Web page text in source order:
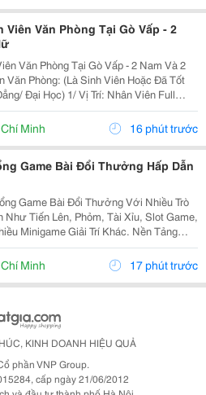
Viên Văn Phòng Tại Gò Vấp - 2
Văn Phòng Tại Gò Vấp - 2 Nam Và 2
1/ Vị Trí: Nhân Viên Full
21:00 (1 Tháng
1 Ngày, Và Hưởng Các Ngày...
Minh 16 phút trước
Game Bài Đổi Thưởng Hấp Dẫn
Game Bài Đổi Thưởng Với Nhiều Trò
Như Tiến Lên, Phỏm, Tài Xỉu, Slot Game,
Minigame Giải Trí Khác. Nền Tảng
Với Giao Diện Hiện Đại, Thao Tác Đơn
Vận Hành Ổn Định, Giúp Người...
Minh 17 phút trước
KINH DOANH HIỆU QUẢ
phần VNP Group.
cấp ngày 21/06/2012